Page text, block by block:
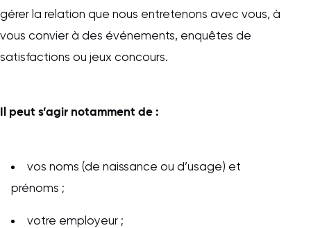
gérer la relation que nous entretenons avec vous, à
vous convier à des événements, enquêtes de
satisfactions ou jeux concours.
Il peut s’agir notamment de :
vos noms (de naissance ou d’usage) et
prénoms ;
votre employeur ;